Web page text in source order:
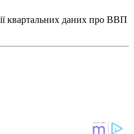
квартальних даних про ВВП